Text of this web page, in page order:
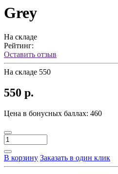
Grey
На складе
Рейтинг:
Оставить отзыв
На складе 550
550 р.
Цена в бонусных баллах: 460
В корзину Заказать в один клик